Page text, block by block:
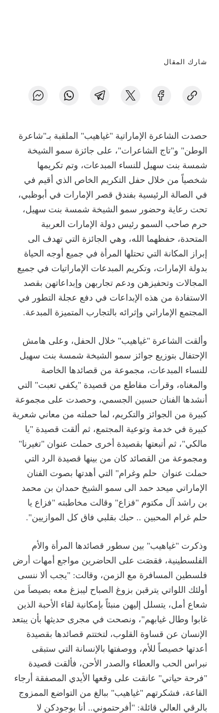
شارك المقال
حصدت الشاعرة الإماراتية "غياهيب" الملقبة بـ"شاعرة
الوطن" و"تاج الشاعرات"، على جائزة سمو الشيخة
شمسة بنت سهيل للنساء المبدعات، وتم تكريمها
شخصياً من خلال حفل التكريم الخاص الذي أقيم في
في الصالة الرئيسية بفندق قصر الإمارات في أبوظبي،
تحت رعاية وحضور سمو الشيخة شمسة بنت سهيل،
حرم صاحب السمو رئيس دولة الإمارات العربية
المتحدة، حفظهما الله، وهي الجائزة التي تهدف الى
إبراز المكانة التي تحتلها المرأة في جميع أوجه الحياة
بدولة الإمارات، وتكريم المبدعات الإماراتيات في جميع
المجالات وتحفيزهن ودعم تجاربهن وإبداعاتهن بقصد
الاستفادة من هذه الإبداعات في دفع عجلة التطور في
المجتمع الإماراتي وإثرائه بالتجارب المتميزة المبدعة.
وألقت الشاعرة "غياهيب" خلال الحفل، وعلى هامش
الإحتفال بتوزيع جوائز سمو الشيخة شمسة بنت سهيل
للنساء المبدعات، مجموعة من قصائدها الخاصة
والمغناه، وقرأت مقاطع من قصيدة "يكفي تعبت" التي
أنشدها الفنان حسين الجسمي، وحصدت على مجموعة
كبيرة من الجوائز والتكريم، لما حملته من معاني شعرية
كبيرة في خدمة وتوعية المجتمع، ثم ألقت قصيدة "يا
مالكي"، ثم أتبعتها بقصيدة أخرى حملت عنوان "تغيرنا"
ومجموعة من القصائد كان من بينها قصيدة الرد التي
حملت عنوان حلم وغرام" التي أهدتها بصوت الفنان
الإماراتي ميحد حمد الى سمو الشيخ حمدان بن محمد
بن راشد آل مكتوم "فزاع" وقالت مخاطبته "فزاع يا
حلم غرام المحبين .. حبك بقلبي فاق كل الموازيين".
وذكرت "غياهيب" بين سطور قصائدها المرأة والأم
الفلسطينية، فقصَت على الحاضرين مواجع أمهات أرض
فلسطين المسافرة مع الزمن، وقالت: "يجب ألا ننسى
أولئك اللواتي يترقبن بزوغ الصباح ليبزغ معه بصيصاَ من
شعاع أمل، يتسلل إليهن منبئاً بإمكانية لقاء الأحبة الذين
غابوا وطال غيابهم"، ونصحت في مجرى حديثها بأن يبتعد
الإنسان عن قساوة القلوب، لتختتم قصائدها بقصيدة
أعدتها خصيصاً للأم، ووصفتها بالإنسانة التي ستبقى
نبراس الحب والعطاء والصدر الأحن، فألقت قصيدة
"فرحة حياتي" عانقت على وقعها الأيدي المصفقة أرجاء
القاعة، فشكرتهم "غياهيب" ببالغ من التواضع الممزوج
بالرقي العالي قائلة: "أفرحتموني.. أنا بوجودكن لا